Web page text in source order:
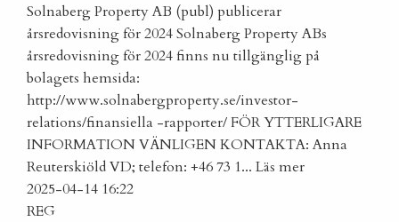
Solnaberg Property AB (publ) publicerar
årsredovisning för 2024Solnaberg Property ABs
årsredovisning för 2024 finns nu tillgänglig på
bolagets hemsida:
http://www.solnabergproperty.se/investor-
relations/finansiella -rapporter/ FÖR YTTERLIGARE
INFORMATION VÄNLIGEN KONTAKTA: Anna
Reuterskiöld VD; telefon: +46 73 1... Läs mer
2025-04-14 16:22
REG